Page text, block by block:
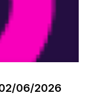
02/06/2026